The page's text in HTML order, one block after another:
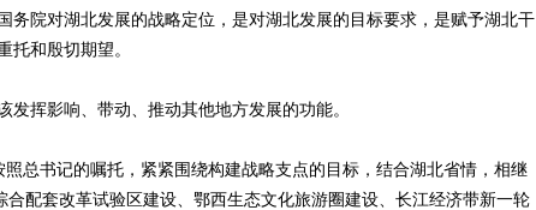
务院对湖北发展的战略定位，是对湖北发展的目标要求，是赋予湖北干
托和殷切期望。
挥影响、带动、推动其他地方发展的功能。
书记的嘱托，紧紧围绕构建战略支点的目标，结合湖北省情，相继
合配套改革试验区建设、鄂西生态文化旅游圈建设、长江经济带新一轮